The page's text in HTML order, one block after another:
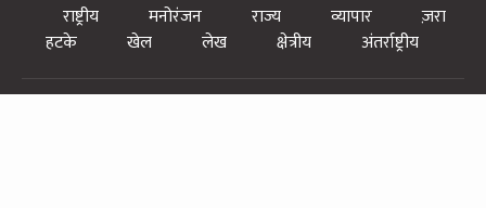
राष्ट्रीय मनोरंजन राज्य व्यापार
ज़रा
हटके
खेल लेख क्षेत्रीय अंतर्राष्ट्रीय